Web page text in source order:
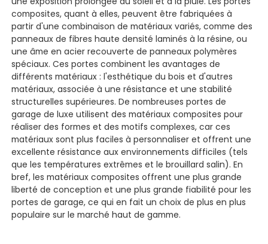
composites, quant à elles, peuvent être fabriquées à
partir d'une combinaison de matériaux variés, comme des
panneaux de fibres haute densité laminés à la résine, ou
une âme en acier recouverte de panneaux polymères
spéciaux. Ces portes combinent les avantages de
différents matériaux : l'esthétique du bois et d'autres
matériaux, associée à une résistance et une stabilité
structurelles supérieures. De nombreuses portes de
garage de luxe utilisent des matériaux composites pour
réaliser des formes et des motifs complexes, car ces
matériaux sont plus faciles à personnaliser et offrent une
excellente résistance aux environnements difficiles (tels
que les températures extrêmes et le brouillard salin). En
bref, les matériaux composites offrent une plus grande
liberté de conception et une plus grande fiabilité pour les
portes de garage, ce qui en fait un choix de plus en plus
populaire sur le marché haut de gamme.